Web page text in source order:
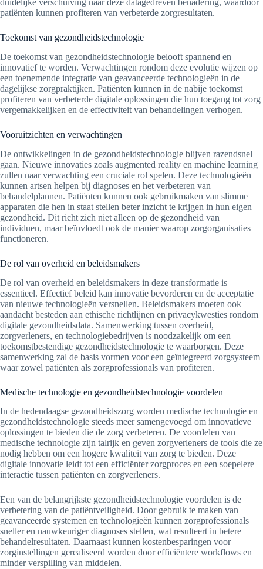
duidelijke verschuiving naar deze datagedreven benadering, waardoor
patiënten kunnen profiteren van verbeterde zorgresultaten.
Toekomst van gezondheidstechnologie
De toekomst van gezondheidstechnologie belooft spannend en
innovatief te worden. Verwachtingen rondom deze evolutie wijzen op
een toenemende integratie van geavanceerde technologieën in de
dagelijkse zorgpraktijken. Patiënten kunnen in de nabije toekomst
profiteren van verbeterde digitale oplossingen die hun toegang tot zorg
vergemakkelijken en de effectiviteit van behandelingen verhogen.
Vooruitzichten en verwachtingen
De ontwikkelingen in de gezondheidstechnologie blijven razendsnel
gaan. Nieuwe innovaties zoals augmented reality en machine learning
zullen naar verwachting een cruciale rol spelen. Deze technologieën
kunnen artsen helpen bij diagnoses en het verbeteren van
behandelplannen. Patiënten kunnen ook gebruikmaken van slimme
apparaten die hen in staat stellen beter inzicht te krijgen in hun eigen
gezondheid. Dit richt zich niet alleen op de gezondheid van
individuen, maar beïnvloedt ook de manier waarop zorgorganisaties
functioneren.
De rol van overheid en beleidsmakers
De rol van overheid en beleidsmakers in deze transformatie is
essentieel. Effectief beleid kan innovatie bevorderen en de acceptatie
van nieuwe technologieën versnellen. Beleidsmakers moeten ook
aandacht besteden aan ethische richtlijnen en privacykwesties rondom
digitale gezondheidsdata. Samenwerking tussen overheid,
zorgverleners, en technologiebedrijven is noodzakelijk om een
toekomstbestendige gezondheidstechnologie te waarborgen. Deze
samenwerking zal de basis vormen voor een geïntegreerd zorgsysteem
waar zowel patiënten als zorgprofessionals van profiteren.
Medische technologie en gezondheidstechnologie voordelen
In de hedendaagse gezondheidszorg worden medische technologie en
gezondheidstechnologie steeds meer samengevoegd om innovatieve
oplossingen te bieden die de zorg verbeteren. De voordelen van
medische technologie zijn talrijk en geven zorgverleners de tools die ze
nodig hebben om een hogere kwaliteit van zorg te bieden. Deze
digitale innovatie leidt tot een efficiënter zorgproces en een soepelere
interactie tussen patiënten en zorgverleners.
Een van de belangrijkste gezondheidstechnologie voordelen is de
verbetering van de patiëntveiligheid. Door gebruik te maken van
geavanceerde systemen en technologieën kunnen zorgprofessionals
sneller en nauwkeuriger diagnoses stellen, wat resulteert in betere
behandelresultaten. Daarnaast kunnen kostenbesparingen voor
zorginstellingen gerealiseerd worden door efficiëntere workflows en
minder verspilling van middelen.